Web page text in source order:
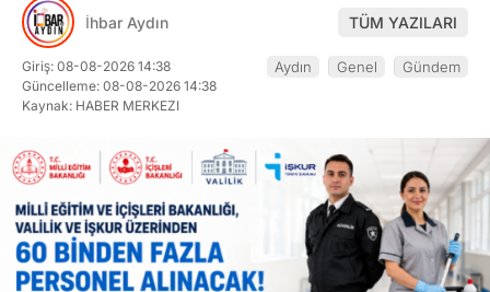
İhbar Aydın TÜM YAZILARI
Giriş: 08-08-2026 14:38
Güncelleme: 08-08-2026 14:38
Kaynak: HABER MERKEZI
Aydın Genel Gündem